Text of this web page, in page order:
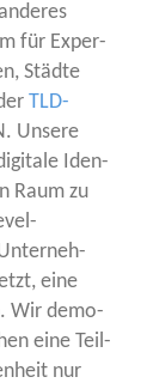
für Exper­
Städ­te
TLD-
Unse­re
Iden­
Raum zu
eine
Wir demo­
eine Teil­
nur